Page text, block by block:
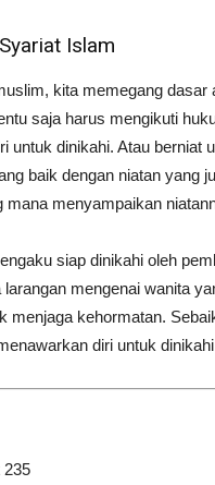
Islam
kita memegang
saja harus mengikuti
untuk dinikahi. Atau berniat
baik dengan niatan yang
mana menyampaikan
siap dinikahi oleh
mengenai wanita
menjaga kehormatan.
diri untuk
235